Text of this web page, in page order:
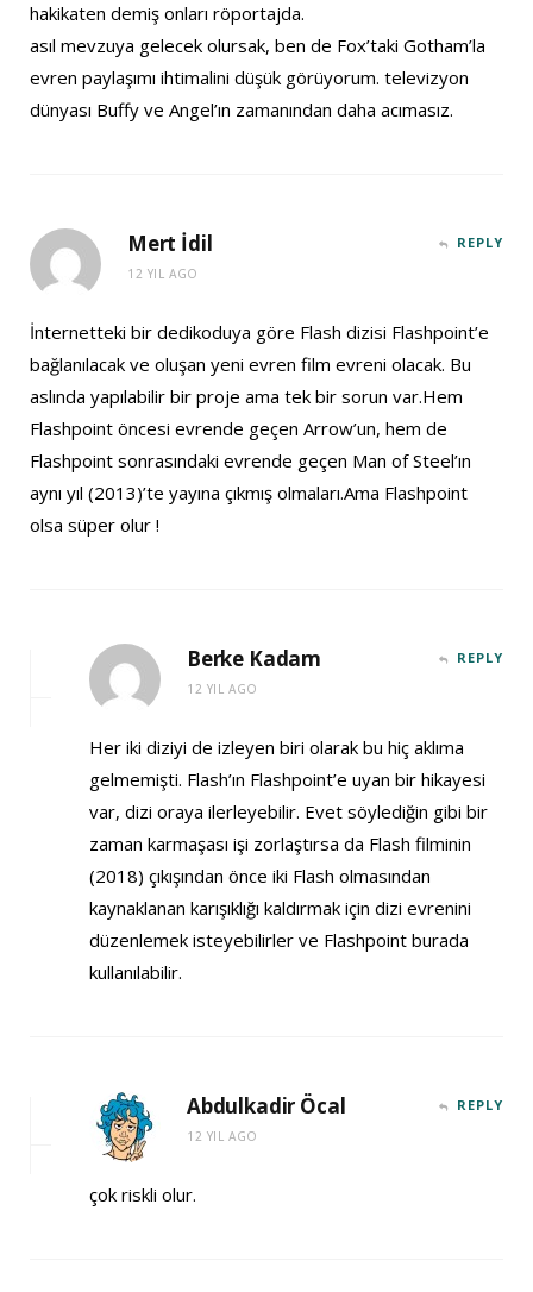
hakikaten demiş onları röportajda.
asıl mevzuya gelecek olursak, ben de Fox’taki Gotham’la
evren paylaşımı ihtimalini düşük görüyorum. televizyon
dünyası Buffy ve Angel’ın zamanından daha acımasız.
Mert İdil
12 YIL AGO
REPLY
İnternetteki bir dedikoduya göre Flash dizisi Flashpoint’e
bağlanılacak ve oluşan yeni evren film evreni olacak. Bu
aslında yapılabilir bir proje ama tek bir sorun var.Hem
Flashpoint öncesi evrende geçen Arrow’un, hem de
Flashpoint sonrasındaki evrende geçen Man of Steel’ın
aynı yıl (2013)’te yayına çıkmış olmaları.Ama Flashpoint
olsa süper olur !
Berke Kadam
12 YIL AGO
REPLY
Her iki diziyi de izleyen biri olarak bu hiç aklıma
gelmemişti. Flash’ın Flashpoint’e uyan bir hikayesi
var, dizi oraya ilerleyebilir. Evet söylediğin gibi bir
zaman karmaşası işi zorlaştırsa da Flash filminin
(2018) çıkışından önce iki Flash olmasından
kaynaklanan karışıklığı kaldırmak için dizi evrenini
düzenlemek isteyebilirler ve Flashpoint burada
kullanılabilir.
Abdulkadir Öcal
12 YIL AGO
REPLY
çok riskli olur.